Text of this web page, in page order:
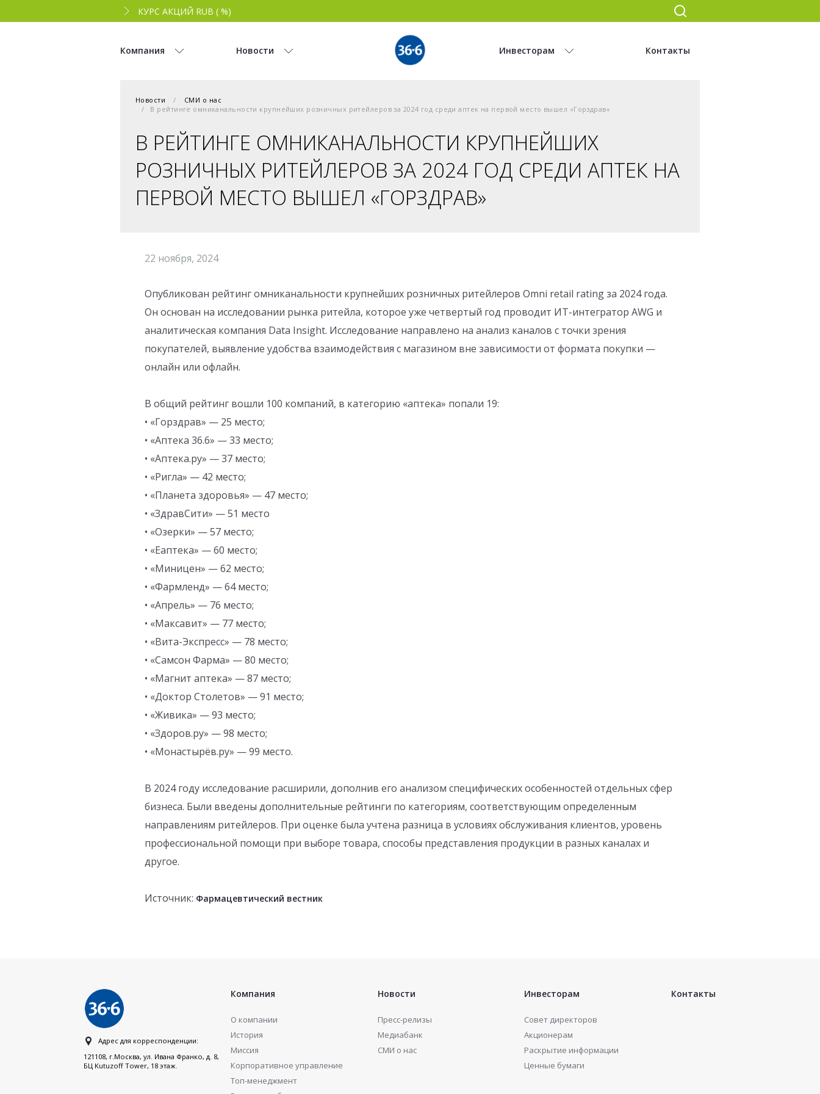
КУРС АКЦИЙ RUB ( %)
Компания Новости Инвесторам Контакты
Новости
СМИ о нас
В рейтинге омниканальности крупнейших розничных ритейлеров за 2024 год среди аптек на первой место вышел «Горздрав»
В РЕЙТИНГЕ ОМНИКАНАЛЬНОСТИ КРУПНЕЙШИХ
РОЗНИЧНЫХ РИТЕЙЛЕРОВ ЗА 2024 ГОД СРЕДИ АПТЕК НА
ПЕРВОЙ МЕСТО ВЫШЕЛ «ГОРЗДРАВ»
22 ноября, 2024
Опубликован рейтинг омниканальности крупнейших розничных ритейлеров Omni retail rating за 2024 года.
Он основан на исследовании рынка ритейла, которое уже четвертый год проводит ИТ-интегратор AWG и
аналитическая компания Data Insight. Исследование направлено на анализ каналов с точки зрения
покупателей, выявление удобства взаимодействия с магазином вне зависимости от формата покупки —
онлайн или офлайн.
В общий рейтинг вошли 100 компаний, в категорию «аптека» попали 19:
• «Горздрав» — 25 место;
• «Аптека 36.6» — 33 место;
• «Аптека.ру» — 37 место;
• «Ригла» — 42 место;
• «Планета здоровья» — 47 место;
• «ЗдравСити» — 51 место
• «Озерки» — 57 место;
• «Еаптека» — 60 место;
• «Миницен» — 62 место;
• «Фармленд» — 64 место;
• «Апрель» — 76 место;
• «Максавит» — 77 место;
• «Вита-Экспресс» — 78 место;
• «Самсон Фарма» — 80 место;
• «Магнит аптека» — 87 место;
• «Доктор Столетов» — 91 место;
• «Живика» — 93 место;
• «Здоров.ру» — 98 место;
• «Монастырёв.ру» — 99 место.
В 2024 году исследование расширили, дополнив его анализом специфических особенностей отдельных сфер
бизнеса. Были введены дополнительные рейтинги по категориям, соответствующим определенным
направлениям ритейлеров. При оценке была учтена разница в условиях обслуживания клиентов, уровень
профессиональной помощи при выборе товара, способы представления продукции в разных каналах и
другое.
Источник: Фармацевтический вестник
Адрес для корреспонденции:
121108, г.Москва, ул. Ивана Франко, д. 8,
БЦ Kutuzoff Tower, 18 этаж.
Компания
О компании
История
Миссия
Корпоративное управление
Топ-менеджмент
Новости
Пресс-релизы
Медиабанк
СМИ о нас
Инвесторам
Совет директоров
Акционерам
Раскрытие информации
Ценные бумаги
Контакты